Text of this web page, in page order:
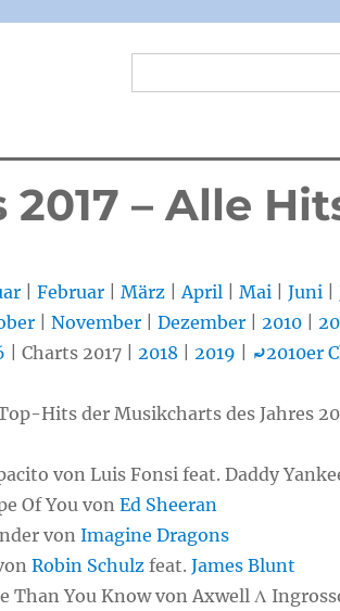
Search
– Alle
|Februar |März |April |Mai |Juni |
|November |Dezember |2010 |
| Charts 2017 |2018 |2019 ⤾2010er
Hits der Musikcharts des Jahres
von Luis Fonsi feat. Daddy
Of You vonEd Sheeran
vonImagine Dragons
Robin Schulz feat.James Blunt
Than You Know von Axwell Λ